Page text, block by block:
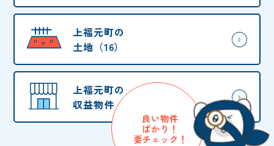
上福元町の
土地（16）
上福元町の
収益物件・他（0）
良い物件
ばかり！
要チェック！